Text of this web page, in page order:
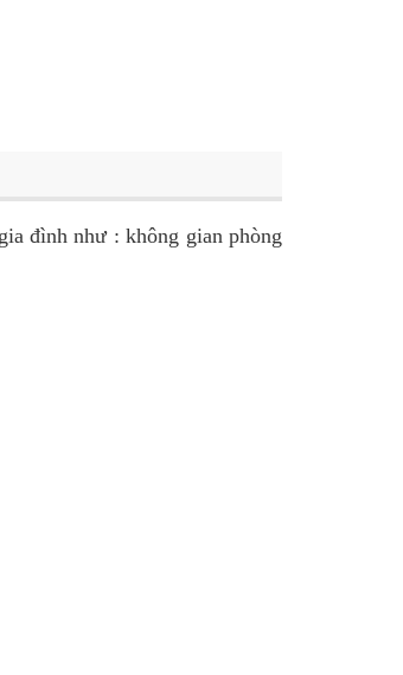
đình như : không gian phòng